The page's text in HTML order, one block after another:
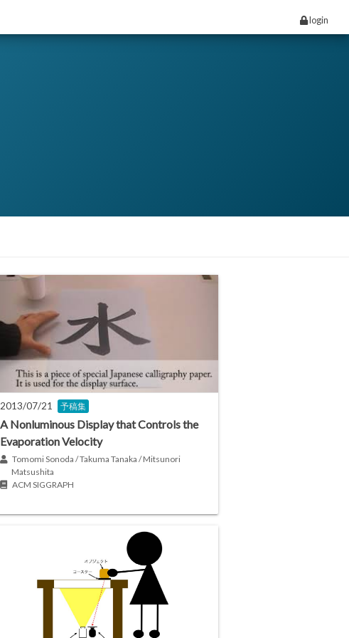
login
2013/07/21 予稿集
A Nonluminous Display that Controls the
Evaporation Velocity
Tomomi Sonoda / Takuma Tanaka / Mitsunori
Matsushita
ACM SIGGRAPH